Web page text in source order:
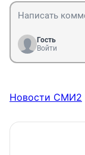
Гость
Войти
Новости СМИ2